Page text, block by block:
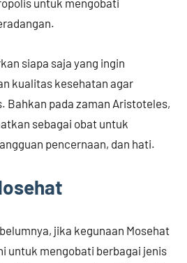
untuk mengobati
siapa saja yang ingin
kualitas kesehatan agar
Bahkan pada zaman Aristoteles,
sebagai obat untuk
pencernaan, dan hati.
jika kegunaan Mosehat
untuk mengobati berbagai jenis